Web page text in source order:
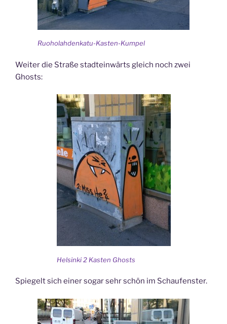
Ruoholahdenkatu-Kasten-Kumpel
Weiter die Straße stadteinwärts gleich noch zwei
Ghosts:
Helsinki 2 Kasten Ghosts
Spiegelt sich einer sogar sehr schön im Schaufenster.